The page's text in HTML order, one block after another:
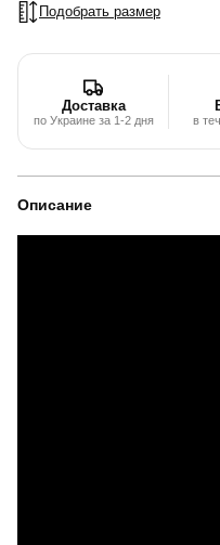
Подобрать размер
Доставка
по Украине за 1-2 дня в
Описание